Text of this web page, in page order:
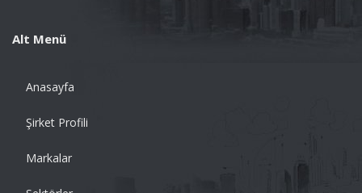
Alt Menü
Anasayfa
Şirket Profili
Markalar